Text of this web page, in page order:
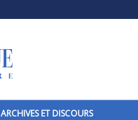
ARCHIVES ET DISCOURS